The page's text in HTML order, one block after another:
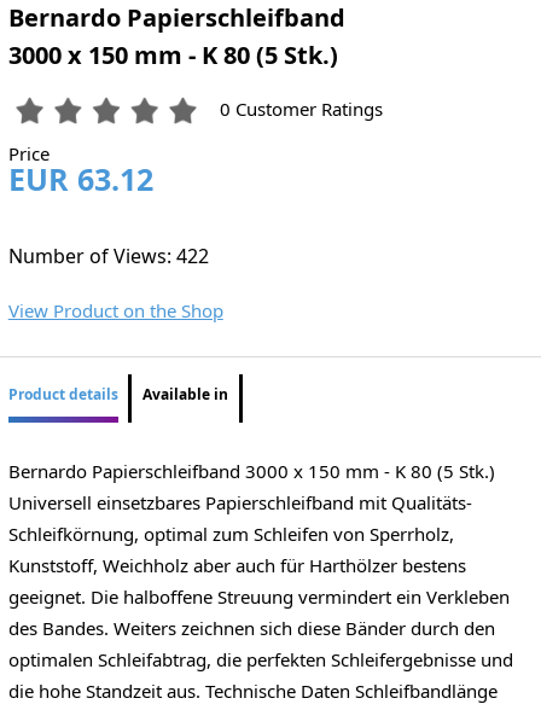
Bernardo Papierschleifband
3000 x 150 mm - K 80 (5 Stk.)
0 Customer Ratings
Price
EUR 63.12
Number of Views: 422
View Product on the Shop
Product details Available in
Bernardo Papierschleifband 3000 x 150 mm - K 80 (5 Stk.)
Universell einsetzbares Papierschleifband mit Qualitäts-
Schleifkörnung, optimal zum Schleifen von Sperrholz,
Kunststoff, Weichholz aber auch für Harthölzer bestens
geeignet. Die halboffene Streuung vermindert ein Verkleben
des Bandes. Weiters zeichnen sich diese Bänder durch den
optimalen Schleifabtrag, die perfekten Schleifergebnisse und
die hohe Standzeit aus. Technische Daten Schleifbandlänge